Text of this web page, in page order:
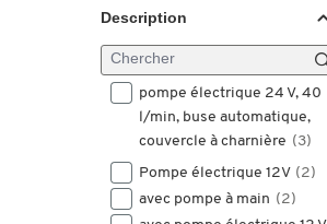
Description
pompe électrique 24 V, 40
l/min, buse automatique,
couvercle à charnière (3)
Pompe électrique 12V (2)
avec pompe à main (2)